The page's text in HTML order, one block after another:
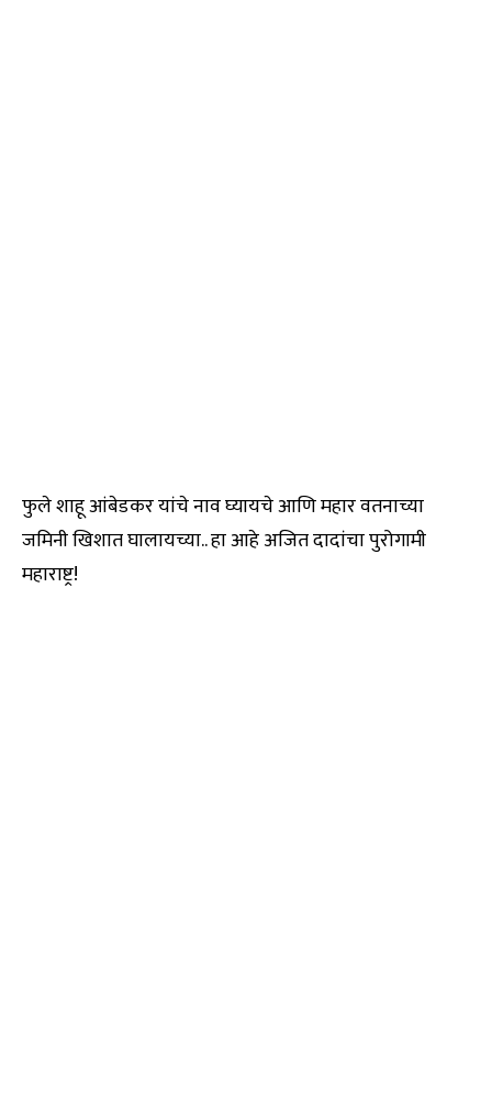
फुले शाहू आंबेडकर यांचे नाव घ्यायचे आणि महार वतनाच्या
जमिनी खिशात घालायच्या.. हा आहे अजित दादांचा पुरोगामी
महाराष्ट्र!